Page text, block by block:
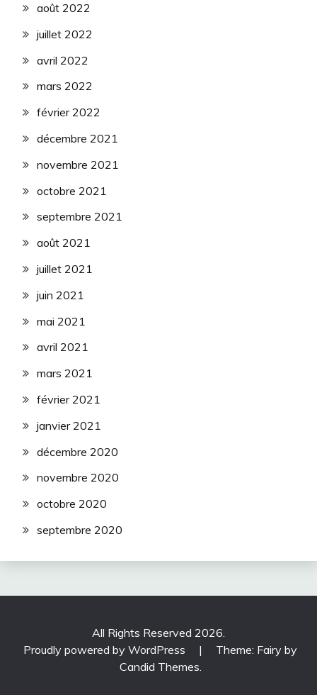
août 2022
juillet 2022
avril 2022
mars 2022
février 2022
décembre 2021
novembre 2021
octobre 2021
septembre 2021
août 2021
juillet 2021
juin 2021
mai 2021
avril 2021
mars 2021
février 2021
janvier 2021
décembre 2020
novembre 2020
octobre 2020
septembre 2020
All Rights Reserved 2026.
Proudly powered by WordPress
|
Theme: Fairy by
Candid Themes.